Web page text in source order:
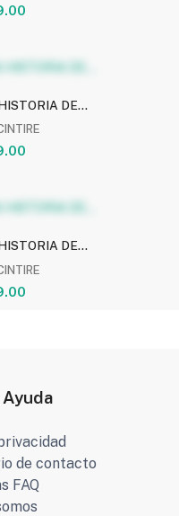
DE...
DE...
de contacto
FAQ